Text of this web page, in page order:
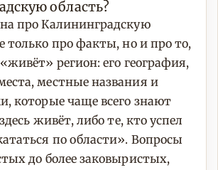
область?
про Калининградскую
только про факты, но и про то,
регион: его география,
местные названия и
которые чаще всего знают
живёт, либо те, кто успел
по области». Вопросы
до более заковыристых,